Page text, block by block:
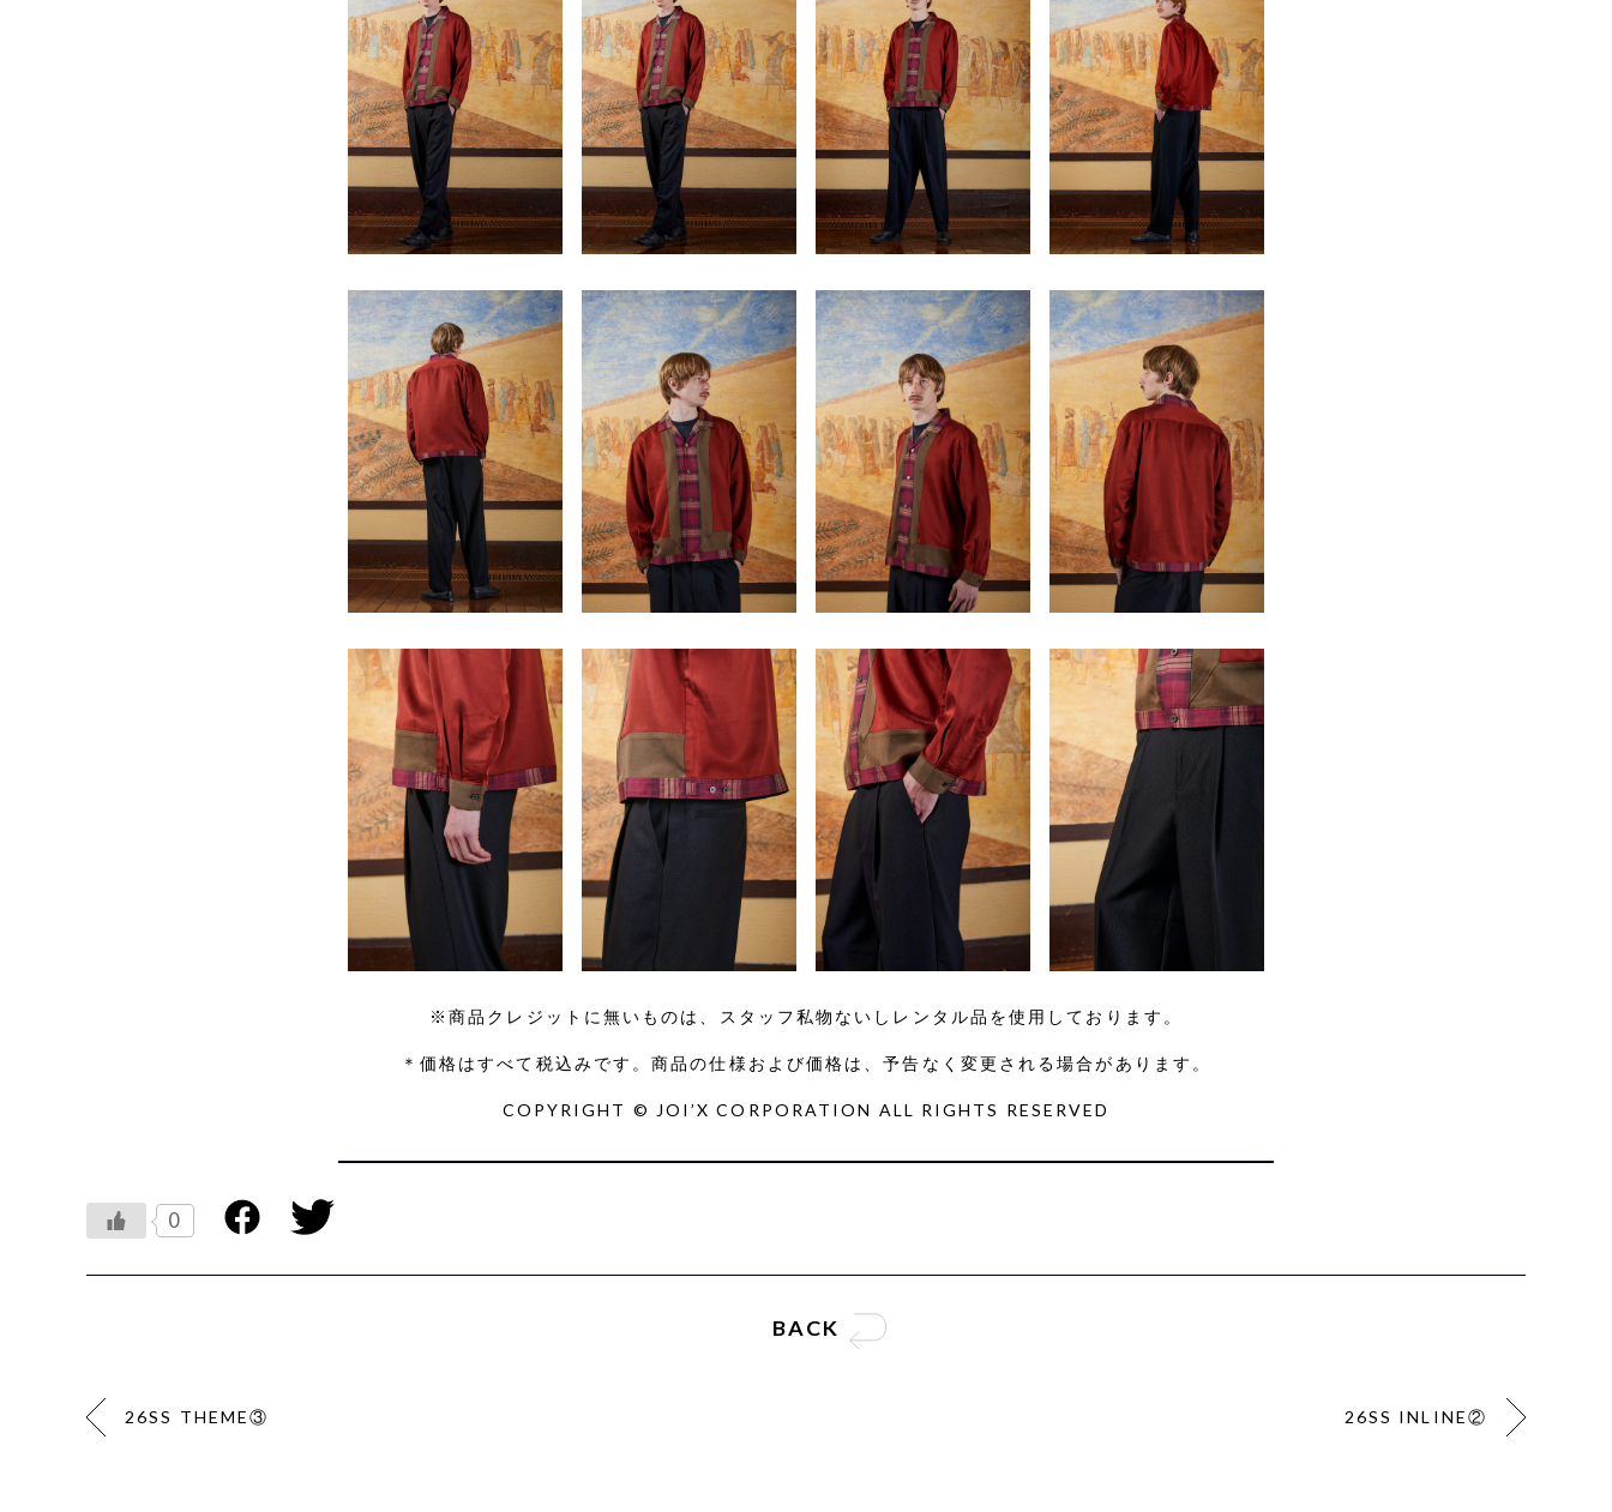
※商品クレジットに無いものは、スタッフ私物ないしレンタル品を使用しております。
＊価格はすべて税込みです。商品の仕様および価格は、予告なく変更される場合があります。
COPYRIGHT © JOI’X CORPORATION ALL RIGHTS RESERVED
0
BACK
26SS THEME③ 26SS INLINE②